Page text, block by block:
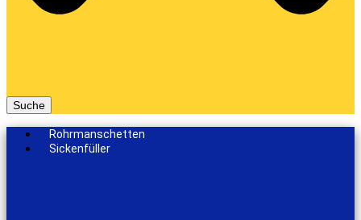
Suche
Rohrmanschetten
Sickenfüller